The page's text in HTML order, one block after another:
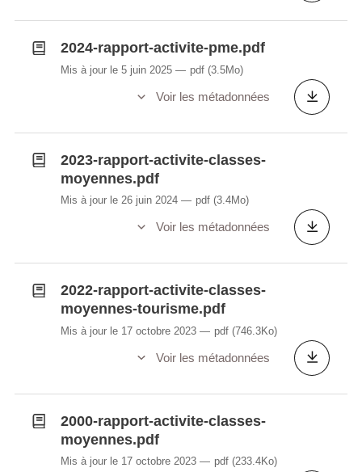
2024-rapport-activite-pme.pdf
Mis à jour le 5 juin 2025 pdf (3.5Mo)
Voir les métadonnées
2023-rapport-activite-classes-
moyennes.pdf
Mis à jour le 26 juin 2024 pdf (3.4Mo)
Voir les métadonnées
2022-rapport-activite-classes-
moyennes-tourisme.pdf
Mis à jour le 17 octobre 2023 pdf (746.3Ko)
Voir les métadonnées
2000-rapport-activite-classes-
moyennes.pdf
Mis à jour le 17 octobre 2023 pdf (233.4Ko)